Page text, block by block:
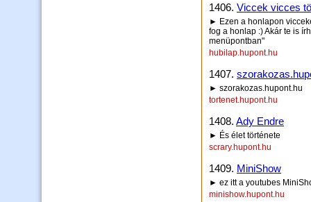
1406. Viccek vicces
► Ezen a honlapon
fog a honlap :) Akár te is
menüpontban"
hubilap.hupont.hu
1407.
► szorakozas.hupont.hu
tortenet.hupont.hu
1408. Ady Endre
► És élet története
scrary.hupont.hu
1409. MiniShow
► ez itt a youtubes
minishow.hupont.hu